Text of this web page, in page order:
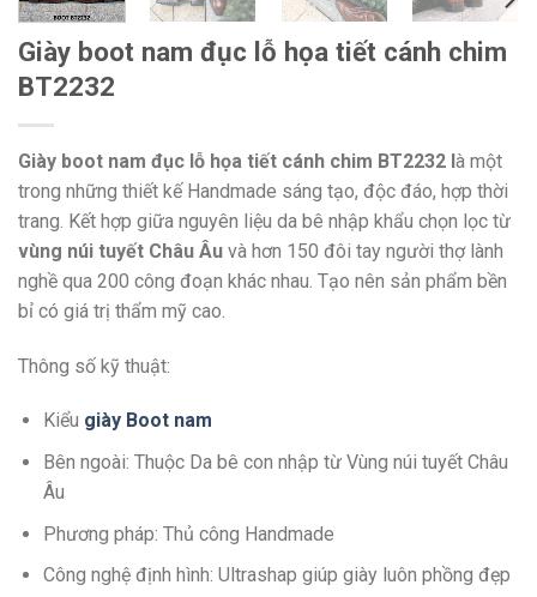
Giày boot nam đục lỗ họa tiết cánh chim
BT2232
Giày boot nam đục lỗ họa tiết cánh chim BT2232 là một
trong những thiết kế Handmade sáng tạo, độc đáo, hợp thời
trang. Kết hợp giữa nguyên liệu da bê nhập khẩu chọn lọc từ
vùng núi tuyết Châu Âu và hơn 150 đôi tay người thợ lành
nghề qua 200 công đoạn khác nhau. Tạo nên sản phẩm bền
bỉ có giá trị thẩm mỹ cao.
Thông số kỹ thuật:
Kiểu giày Boot nam
Bên ngoài: Thuộc Da bê con nhập từ Vùng núi tuyết Châu
Âu
Phương pháp: Thủ công Handmade
Công nghệ định hình: Ultrashap giúp giày luôn phồng đẹp